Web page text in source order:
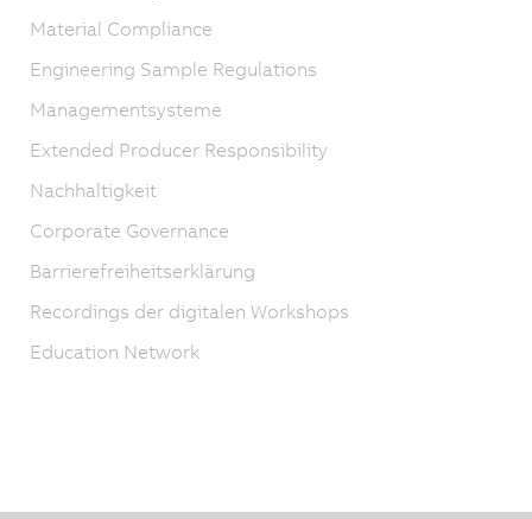
Material Compliance
Engineering Sample Regulations
Managementsysteme
Extended Producer Responsibility
Nachhaltigkeit
Corporate Governance
Barrierefreiheitserklärung
Recordings der digitalen Workshops
Education Network